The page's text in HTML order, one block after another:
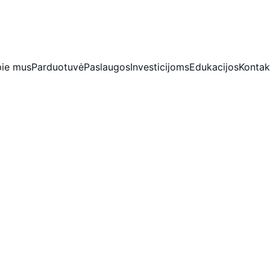
musParduotuvėPaslaugosInvesticijomsEdukacijos